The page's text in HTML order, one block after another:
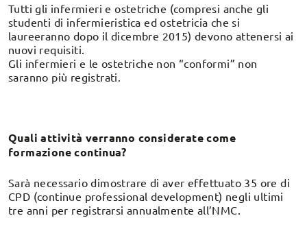
Tutti gli infermieri e ostetriche (compresi anche gli
studenti di infermieristica ed ostetricia che si
laureeranno dopo il dicembre 2015) devono attenersi ai
nuovi requisiti.
Gli infermieri e le ostetriche non “conformi” non
saranno più registrati.
Quali attività verranno considerate come
formazione continua?
Sarà necessario dimostrare di aver effettuato 35 ore di
CPD (continue professional development) negli ultimi
tre anni per registrarsi annualmente all’NMC.